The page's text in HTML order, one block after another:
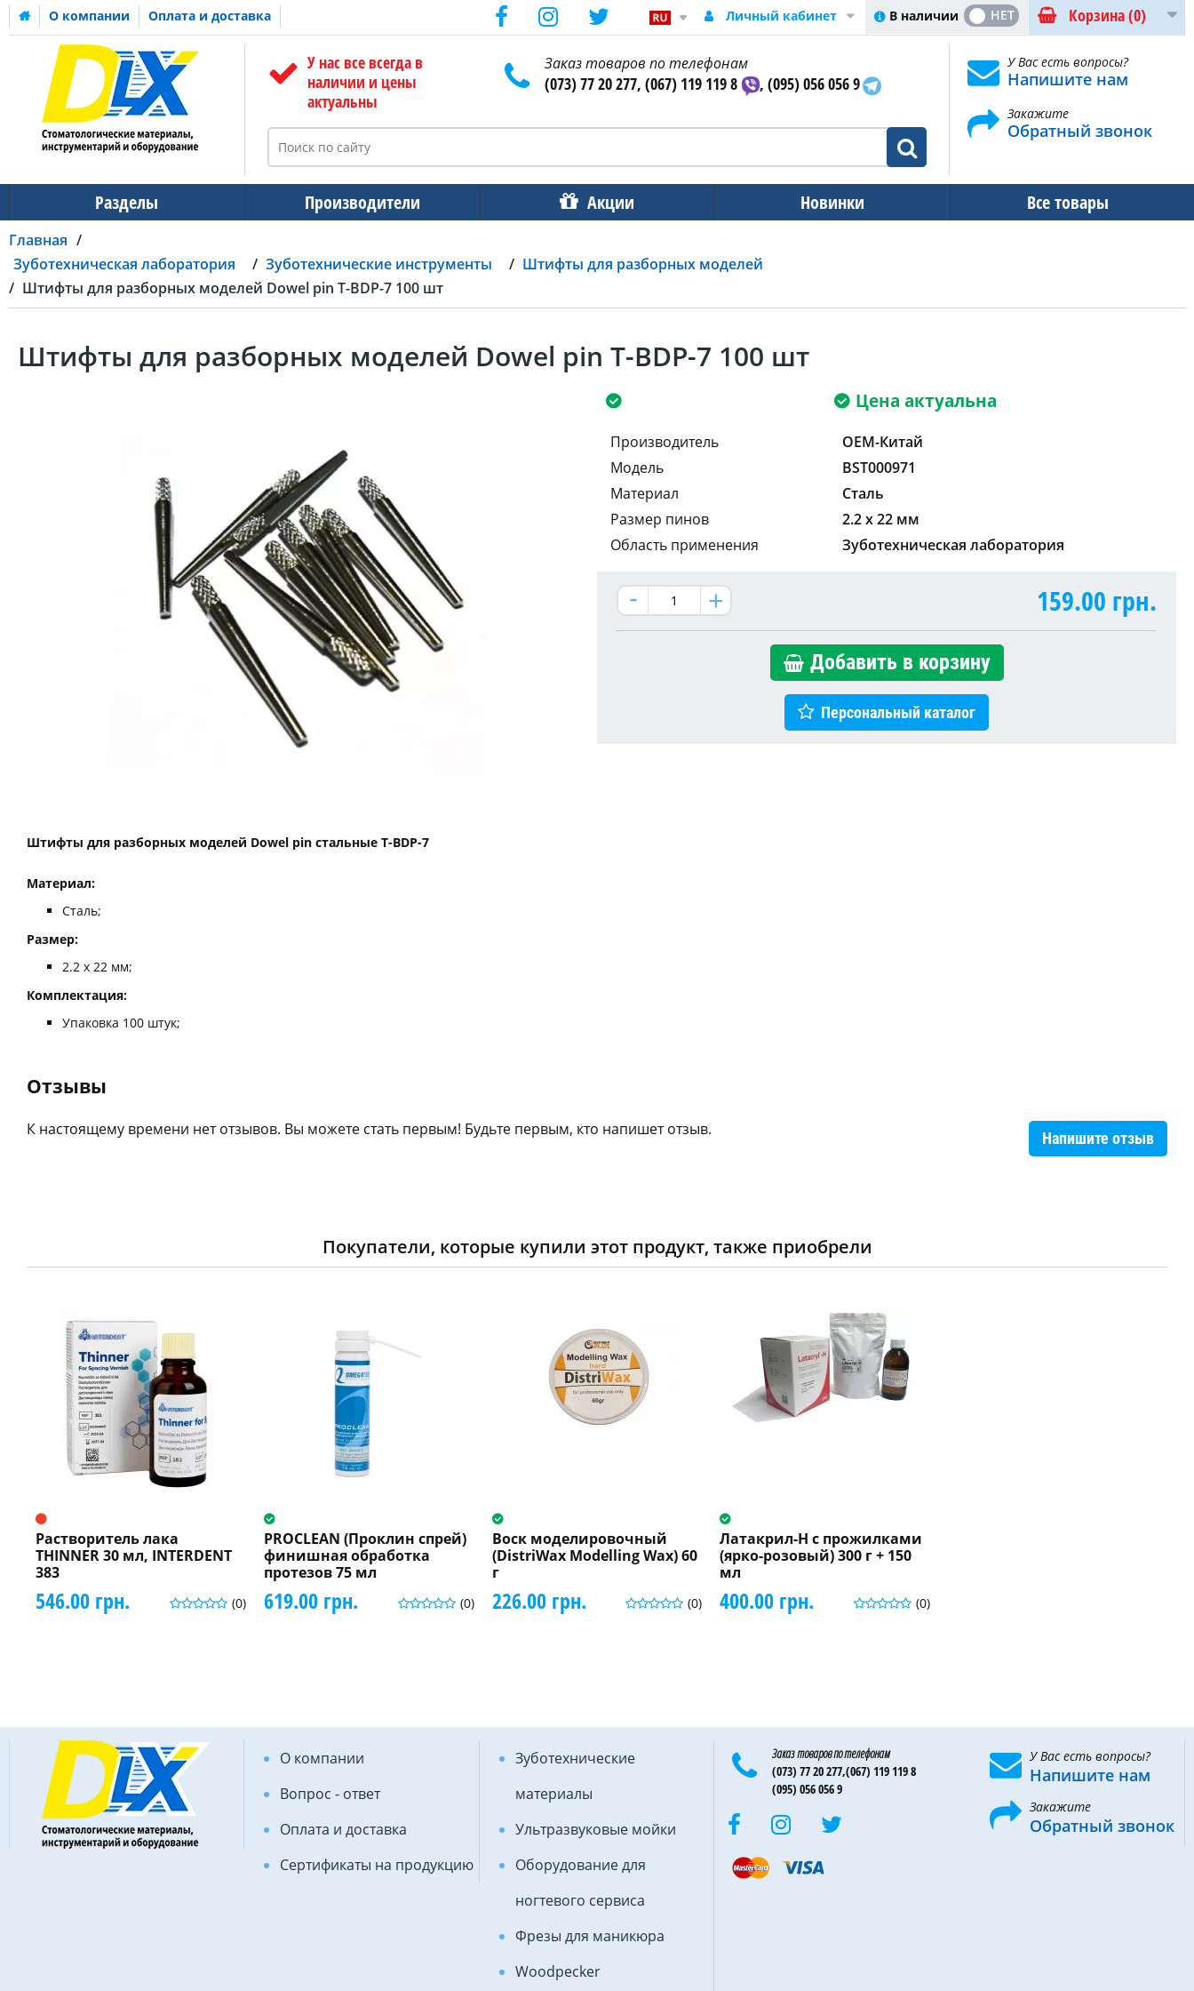
О компании Оплата и доставка Корзина(0)
В наличии
ДА НЕТ
Личный кабинет
У нас все всегда в
наличии и цены
актуальны
Заказ товаров по телефонам
(073) 77 20 277, (067) 119 119 8 , (095) 056 056 9
У Вас есть вопросы?
Напишите нам
Закажите
Обратный звонок
Разделы Производители Акции Новинки Все товары
Главная
Зуботехническая лаборатория
Зуботехнические инструменты
Штифты для разборных моделей
Штифты для разборных моделей Dowel pin T-BDP-7 100 шт
Штифты для разборных моделей Dowel pin T-BDP-7 100 шт
Цена актуальна
Производитель
OEM-Китай
Модель
BST000971
Материал
Сталь
Размер пинов
2.2 x 22 мм
Область применения
Зуботехническая лаборатория
159.00 грн.
Добавить в корзину
Персональный каталог
Штифты для разборных моделей Dowel pin стальные T-BDP-7
Материал:
Сталь;
Размер:
2.2 х 22 мм;
Комплектация:
Упаковка 100 штук;
Отзывы
Напишите отзыв
К настоящему времени нет отзывов. Вы можете стать первым! Будьте первым, кто напишет отзыв.
Покупатели, которые купили этот продукт, также приобрели
Растворитель лака
THINNER 30 мл, INTERDENT
383
(0)
546.00 грн.
PROCLEAN (Проклин спрей)
финишная обработка
протезов 75 мл
(0)
619.00 грн.
Воск моделировочный
(DistriWax Modelling Wax) 60
г
(0)
226.00 грн.
Латакрил-H с прожилками
(ярко-розовый) 300 г + 150
мл
(0)
400.00 грн.
О компании
Вопрос - ответ
Оплата и доставка
Сертификаты на продукцию
Зуботехнические
материалы
Ультразвуковые мойки
Оборудование для
ногтевого сервиса
Фрезы для маникюра
Woodpecker
Заказ товаров по телефонам
(073) 77 20 277,(067) 119 119 8
(095) 056 056 9
У Вас есть вопросы?
Напишите нам
Закажите
Обратный звонок